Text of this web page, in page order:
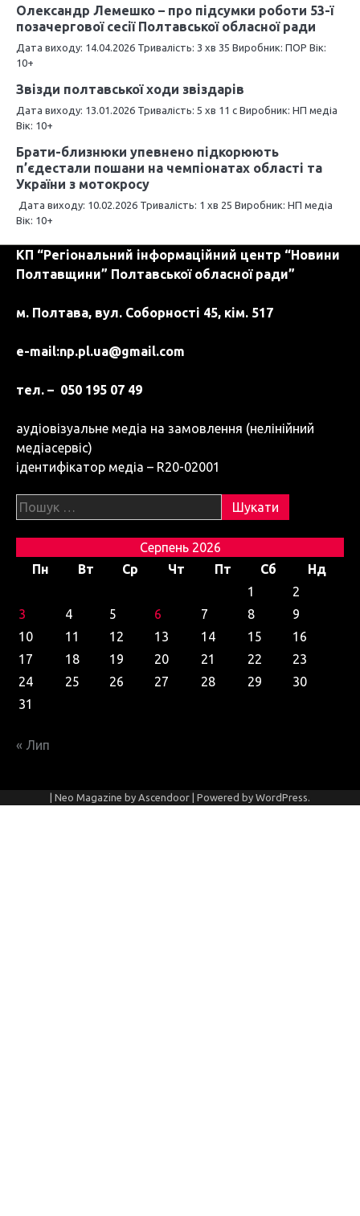
ц
і
я
з
п
и
с
і
в
Олександр Лемешко – про підсумки роботи 53-ї
позачергової сесії Полтавської обласної ради
Дата виходу: 14.04.2026 Тривалість: 3 хв 35 Виробник: ПОР Вік:
10+
Звізди полтавської ходи звіздарів
Дата виходу: 13.01.2026 Тривалість: 5 хв 11 c Виробник: НП медіа
Вік: 10+
Брати-близнюки упевнено підкорюють
п’єдестали пошани на чемпіонатах області та
України з мотокросу
Дата виходу: 10.02.2026 Тривалість: 1 хв 25 Виробник: НП медіа
Вік: 10+
КП “Регіональний інформаційний центр “Новини
Полтавщини” Полтавської обласної ради”
м. Полтава, вул. Соборності 45, кім. 517
e-mail:np.pl.ua@gmail.com
тел. – 050 195 07 49
аудіовізуальне медіа на замовлення (нелінійний
медіасервіс)
ідентифікатор медіа – R20-02001
Пошук:
Серпень 2026
Пн
Вт Ср Чт Пт Сб
Нд
1
2
3
4 5 6 7 8
9
10
11 12 13 14 15
16
17
18 19 20 21 22
23
24
25 26 27 28 29
30
31
« Лип
| Neo Magazine by Ascendoor | Powered by WordPress